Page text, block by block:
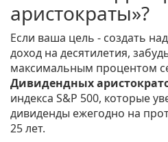
аристократы»?
Если ваша цель - создать
доход на десятилетия,
максимальным процентом
Дивидендных
индекса S&P 500, которые
дивиденды ежегодно на
25 лет.